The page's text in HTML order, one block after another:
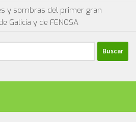
y sombras del primer gran
Galicia y de FENOSA